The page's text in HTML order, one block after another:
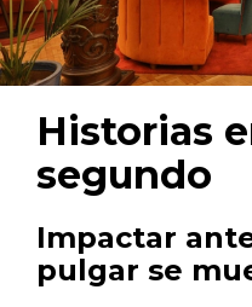
Historias
segundo
Impactar
pulgar se